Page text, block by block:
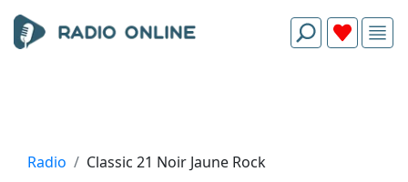
Radio Classic 21 Noir Jaune Rock